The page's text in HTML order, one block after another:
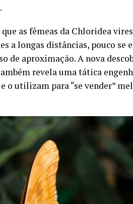
que as fêmeas da Chloridea
a longas distâncias, pouco se
de aproximação. A nova
revela uma tática
o utilizam para “se vender”